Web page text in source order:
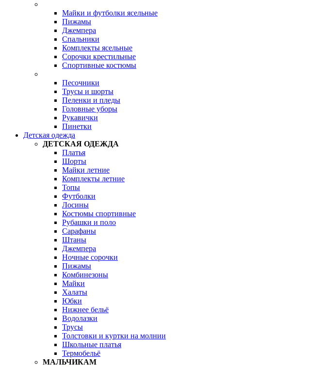
Майки и футболки ясельные
Пижамы
Джемпера
Спальники
Комплекты ясельные
Сорочки крестильные
Спортивные костюмы
Песочники
Трусы и шорты
Пеленки и пледы
Головные уборы
Рукавички
Пинетки
Детская одежда
ДЕТСКАЯ ОДЕЖДА
Платья
Шорты
Майки летние
Комплекты летние
Топы
Футболки
Лосины
Костюмы спортивные
Рубашки и поло
Сарафаны
Штаны
Джемпера
Ночные сорочки
Пижамы
Комбинезоны
Майки
Халаты
Юбки
Нижнее бельё
Водолазки
Трусы
Толстовки и куртки на молнии
Школьные платья
Термобельё
МАЛЬЧИКАМ